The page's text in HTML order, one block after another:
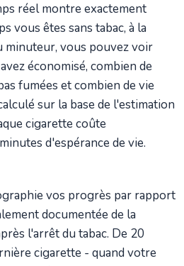
réel montre exactement
vous êtes sans tabac, à la
minuteur, vous pouvez voir
économisé, combien de
fumées et combien de vie
sur la base de l'estimation
cigarette coûte
d'espérance de vie.
vos progrès par rapport
documentée de la
l'arrêt du tabac. De 20
cigarette - quand votre